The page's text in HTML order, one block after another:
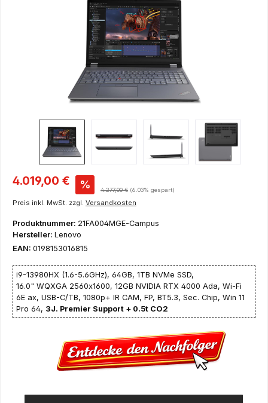
Verkaufspreis:
4.019,00 € % Regulärer Preis:
4.277,00 € (6.03% gespart)
Preis inkl. MwSt. zzgl. Versandkosten
Produktnummer: 21FA004MGE-Campus
Hersteller: Lenovo
EAN: 0198153016815
i9-13980HX (1.6-5.6GHz), 64GB, 1TB NVMe SSD,
16.0" WQXGA 2560x1600, 12GB NVIDIA RTX 4000 Ada, Wi-Fi
6E ax, USB-C/TB, 1080p+ IR CAM, FP, BT5.3, Sec. Chip, Win 11
Pro 64, 3J. Premier Support + 0.5t CO2